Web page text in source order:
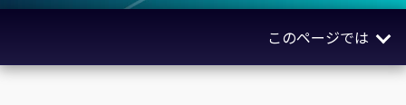
企業様向けFlexible Access
その他のお問い合わせ
このページでは
概要